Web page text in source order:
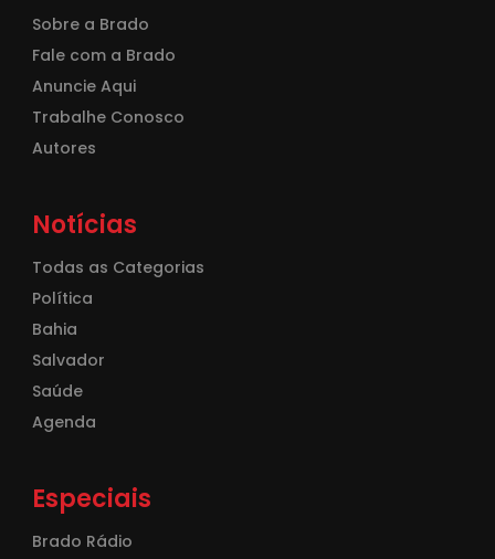
Sobre a Brado
Fale com a Brado
Anuncie Aqui
Trabalhe Conosco
Autores
Notícias
Todas as Categorias
Política
Bahia
Salvador
Saúde
Agenda
Especiais
Brado Rádio